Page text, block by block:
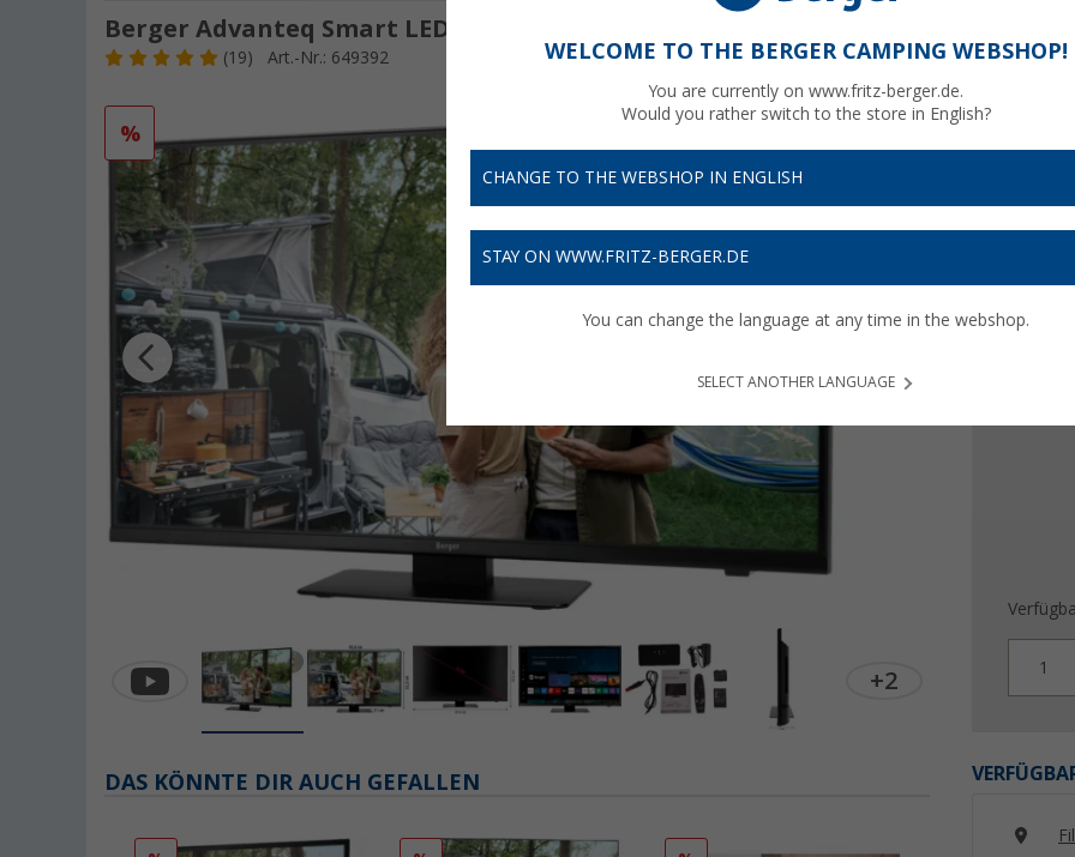
Berger Advanteq Smart LED Fernseher 22 Zoll mit Triple-Tuner und 12 / 230 V
(19) Art.-Nr.: 649392
+2
%
€
1
DAS KÖNNTE DIR AUCH GEFALLEN
WELCOME TO THE BERGER CAMPING WEBSHOP!
You are currently on www.fritz-berger.de.
Would you rather switch to the store in English?
CHANGE TO THE WEBSHOP IN ENGLISH
STAY ON WWW.FRITZ-BERGER.DE
You can change the language at any time in the webshop.
SELECT ANOTHER LANGUAGE